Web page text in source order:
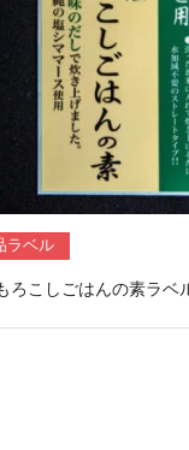
ラベル
ろこしごはんの素ラベ